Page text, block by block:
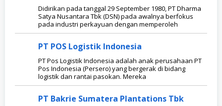
Didirikan pada tanggal 29 September 1980, PT Dharma
Satya Nusantara Tbk (DSN) pada awalnya berfokus
pada industri perkayuan dengan memperoleh
PT POS Logistik Indonesia
PT Pos Logistik Indonesia adalah anak perusahaan PT
Pos Indonesia (Persero) yang bergerak di bidang
logistik dan rantai pasokan. Mereka
PT Bakrie Sumatera Plantations Tbk